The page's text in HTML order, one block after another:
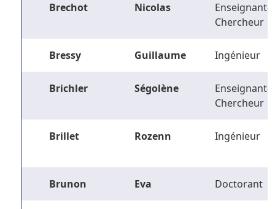
Brechot Nicolas
Enseignant-
Chercheur
Bressy Guillaume Ingénieur
Brichler Ségolène
Enseignant-
Chercheur
Brillet Rozenn Ingénieur
Brunon Eva Doctorant